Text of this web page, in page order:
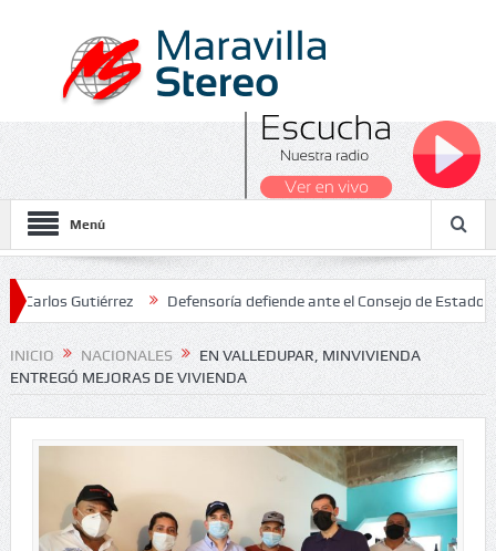
Menú
Gutiérrez Defensoría defiende ante el Consejo de Estado el
2026
INICIO NACIONALES
EN VALLEDUPAR, MINVIVIENDA
ENTREGÓ MEJORAS DE VIVIENDA